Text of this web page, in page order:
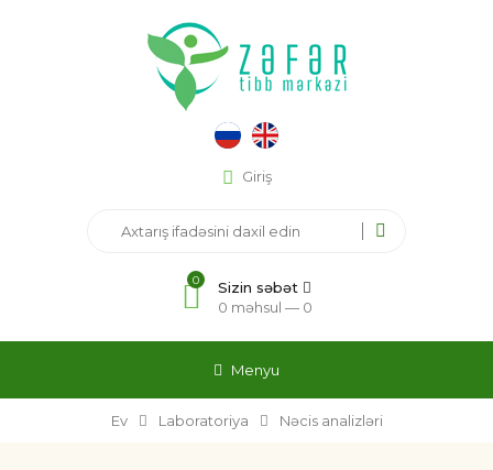
Giriş
0
Sizin səbət
0 məhsul — 0
Menyu
Ev Laboratoriya Nəcis analizləri